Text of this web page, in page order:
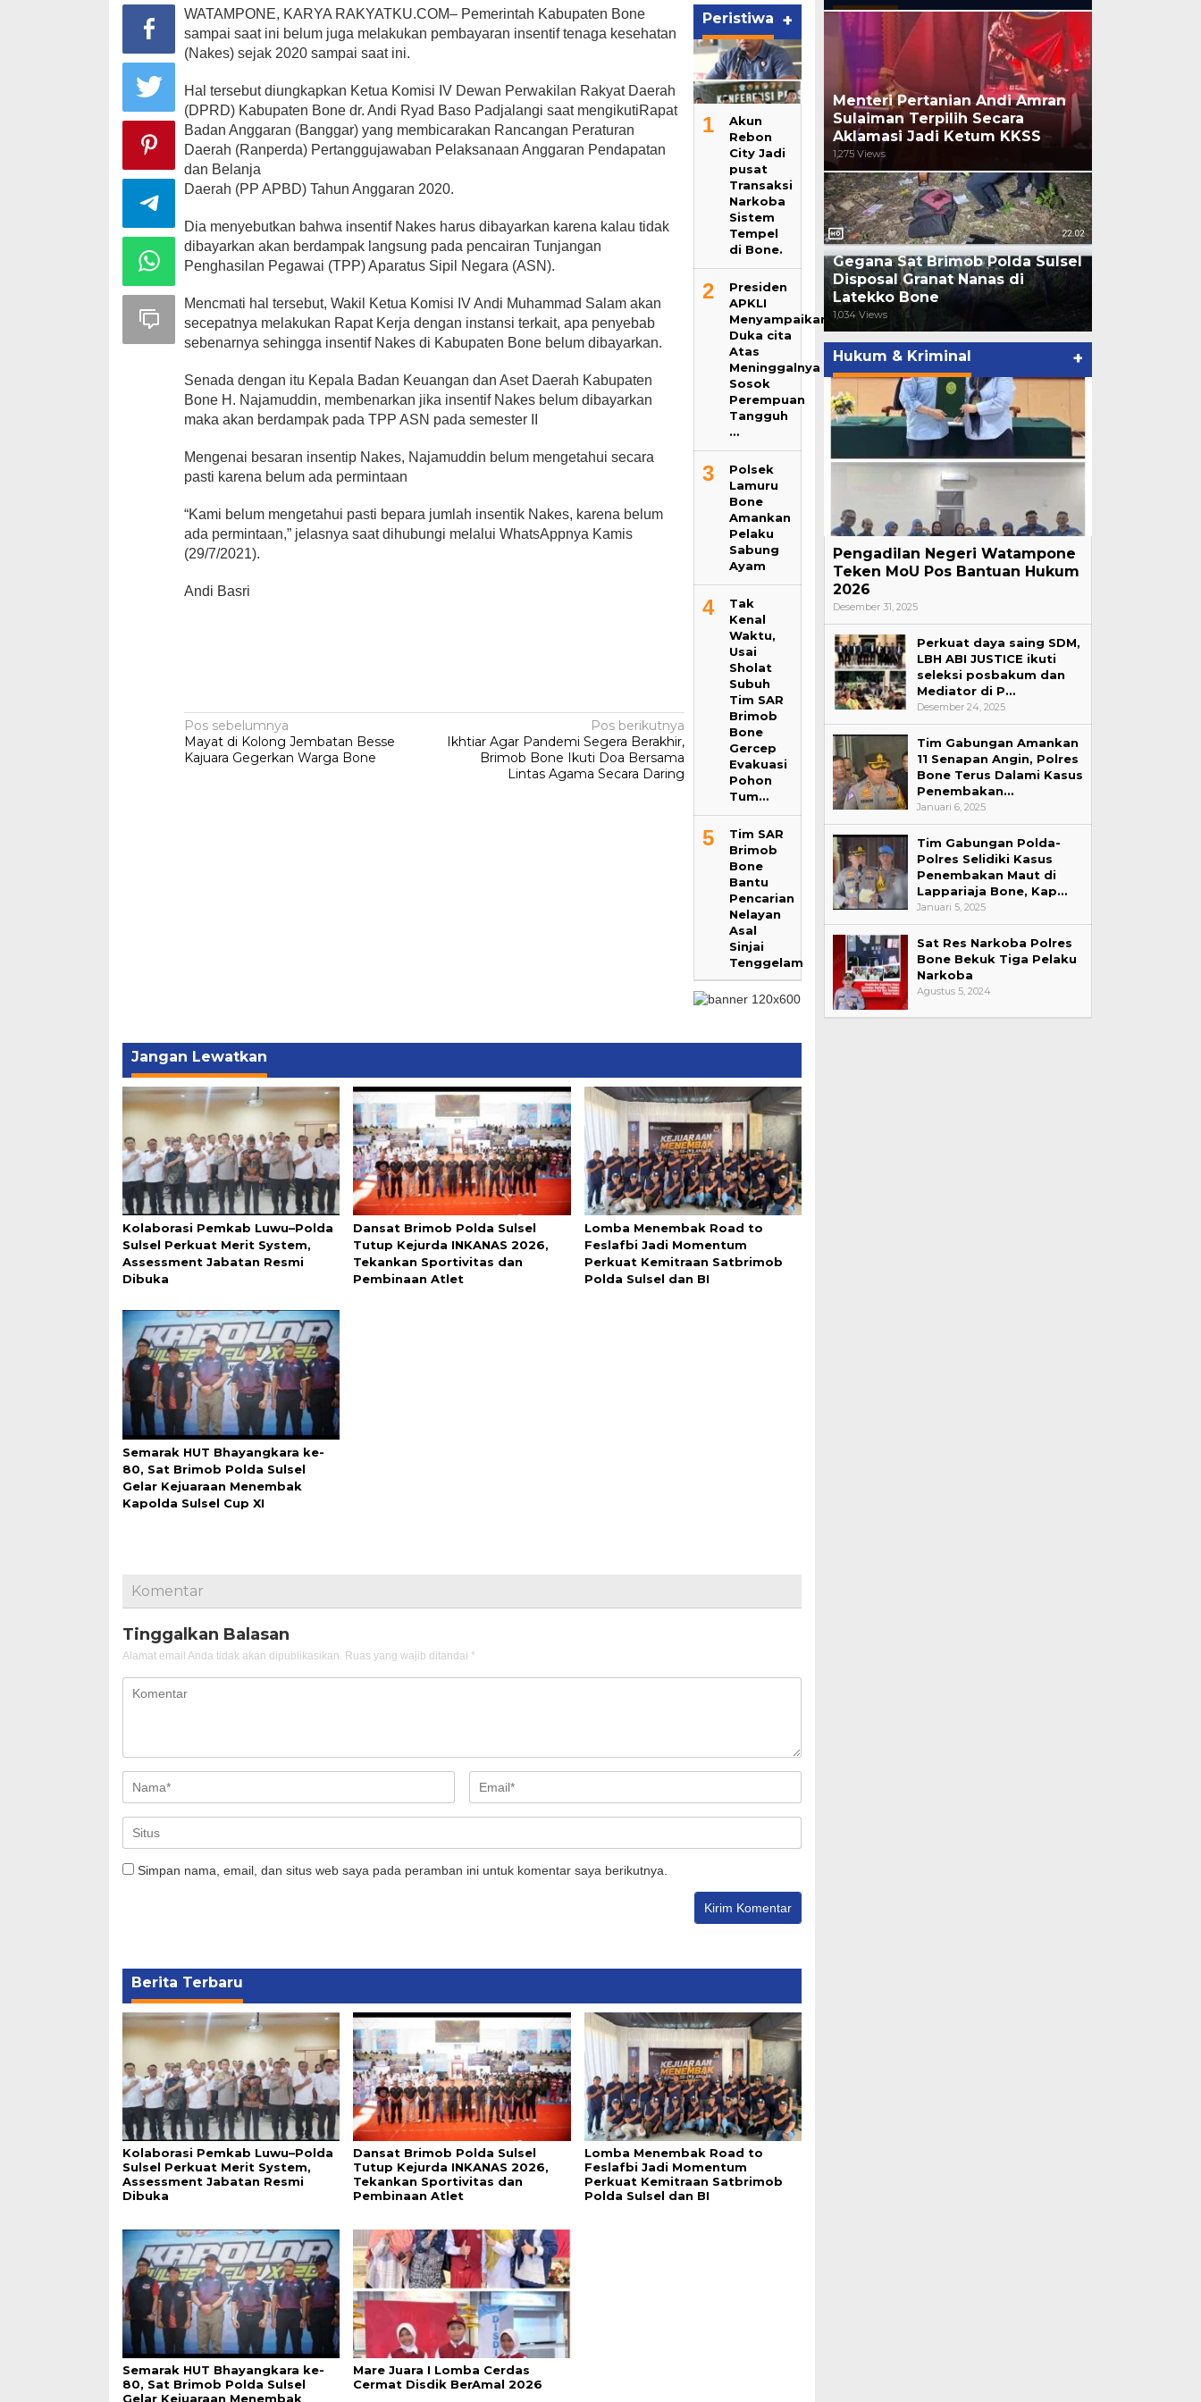
WATAMPONE, KARYA RAKYATKU.COM– Pemerintah Kabupaten Bone
sampai saat ini belum juga melakukan pembayaran insentif tenaga kesehatan
(Nakes) sejak 2020 sampai saat ini.
Hal tersebut diungkapkan Ketua Komisi IV Dewan Perwakilan Rakyat Daerah
(DPRD) Kabupaten Bone dr. Andi Ryad Baso Padjalangi saat mengikutiRapat
Badan Anggaran (Banggar) yang membicarakan Rancangan Peraturan
Daerah (Ranperda) Pertanggujawaban Pelaksanaan Anggaran Pendapatan
dan Belanja
Daerah (PP APBD) Tahun Anggaran 2020.
Dia menyebutkan bahwa insentif Nakes harus dibayarkan karena kalau tidak
dibayarkan akan berdampak langsung pada pencairan Tunjangan
Penghasilan Pegawai (TPP) Aparatus Sipil Negara (ASN).
Mencmati hal tersebut, Wakil Ketua Komisi IV Andi Muhammad Salam akan
secepatnya melakukan Rapat Kerja dengan instansi terkait, apa penyebab
sebenarnya sehingga insentif Nakes di Kabupaten Bone belum dibayarkan.
Senada dengan itu Kepala Badan Keuangan dan Aset Daerah Kabupaten
Bone H. Najamuddin, membenarkan jika insentif Nakes belum dibayarkan
maka akan berdampak pada TPP ASN pada semester II
Mengenai besaran insentip Nakes, Najamuddin belum mengetahui secara
pasti karena belum ada permintaan
“Kami belum mengetahui pasti bepara jumlah insentik Nakes, karena belum
ada permintaan,” jelasnya saat dihubungi melalui WhatsAppnya Kamis
(29/7/2021).
Andi Basri
Navigasi
pos
Pos sebelumnya
Mayat di Kolong Jembatan Besse
Kajuara Gegerkan Warga Bone
Pos berikutnya
Ikhtiar Agar Pandemi Segera Berakhir,
Brimob Bone Ikuti Doa Bersama
Lintas Agama Secara Daring
Peristiwa +
1
Akun
Rebon
City Jadi
pusat
Transaksi
Narkoba
Sistem
Tempel
di Bone.
2
Presiden
APKLI
Menyampaikan
Duka cita
Atas
Meninggalnya
Sosok
Perempuan
Tangguh
…
3
Polsek
Lamuru
Bone
Amankan
Pelaku
Sabung
Ayam
4
Tak
Kenal
Waktu,
Usai
Sholat
Subuh
Tim SAR
Brimob
Bone
Gercep
Evakuasi
Pohon
Tum…
5
Tim SAR
Brimob
Bone
Bantu
Pencarian
Nelayan
Asal
Sinjai
Tenggelam
Jangan Lewatkan
Kolaborasi Pemkab Luwu–Polda
Sulsel Perkuat Merit System,
Assessment Jabatan Resmi
Dibuka
Dansat Brimob Polda Sulsel
Tutup Kejurda INKANAS 2026,
Tekankan Sportivitas dan
Pembinaan Atlet
Lomba Menembak Road to
Feslafbi Jadi Momentum
Perkuat Kemitraan Satbrimob
Polda Sulsel dan BI
Semarak HUT Bhayangkara ke-
80, Sat Brimob Polda Sulsel
Gelar Kejuaraan Menembak
Kapolda Sulsel Cup XI
Komentar
Tinggalkan Balasan
Alamat email Anda tidak akan dipublikasikan. Ruas yang wajib ditandai *
Simpan nama, email, dan situs web saya pada peramban ini untuk komentar saya berikutnya.
Berita Terbaru
Kolaborasi Pemkab Luwu–Polda
Sulsel Perkuat Merit System,
Assessment Jabatan Resmi
Dibuka
Dansat Brimob Polda Sulsel
Tutup Kejurda INKANAS 2026,
Tekankan Sportivitas dan
Pembinaan Atlet
Lomba Menembak Road to
Feslafbi Jadi Momentum
Perkuat Kemitraan Satbrimob
Polda Sulsel dan BI
Semarak HUT Bhayangkara ke-
80, Sat Brimob Polda Sulsel
Gelar Kejuaraan Menembak
Mare Juara I Lomba Cerdas
Cermat Disdik BerAmal 2026
Menteri Pertanian Andi Amran
Sulaiman Terpilih Secara
Aklamasi Jadi Ketum KKSS
1,275 Views
Gegana Sat Brimob Polda Sulsel
Disposal Granat Nanas di
Latekko Bone
1,034 Views
Hukum & Kriminal +
Pengadilan Negeri Watampone
Teken MoU Pos Bantuan Hukum
2026
Desember 31, 2025
Perkuat daya saing SDM,
LBH ABI JUSTICE ikuti
seleksi posbakum dan
Mediator di P…
Desember 24, 2025
Tim Gabungan Amankan
11 Senapan Angin, Polres
Bone Terus Dalami Kasus
Penembakan…
Januari 6, 2025
Tim Gabungan Polda-
Polres Selidiki Kasus
Penembakan Maut di
Lappariaja Bone, Kap…
Januari 5, 2025
Sat Res Narkoba Polres
Bone Bekuk Tiga Pelaku
Narkoba
Agustus 5, 2024